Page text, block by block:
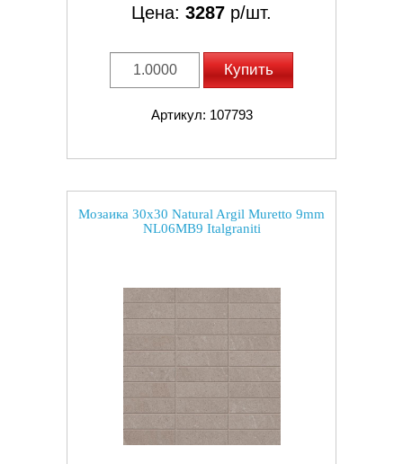
Цена: 3287 р/шт.
Купить
Артикул: 107793
Мозаика 30x30 Natural Argil Muretto 9mm
NL06MB9 Italgraniti